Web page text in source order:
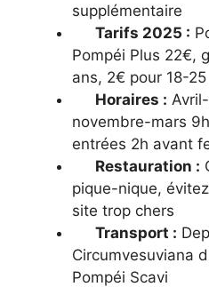
supplémentaire
Tarifs 2025 :
Pompéi Plus 22€,
ans, 2€ pour 18-25
Horaires :
novembre-mars
entrées 2h avant
Restauration :
pique-nique,
site trop chers
Transport :
Circumvesuviana
Pompéi Scavi